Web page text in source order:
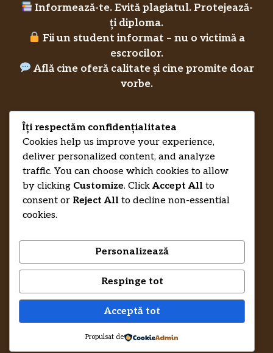
Informează-te. Evită plagiatul. Protejează-
ți diploma.
Fii un student informat – nu o victimă a
escrocilor.
Află cine oferă calitate și cine promite doar
vorbe.
RecenziiLucrareLicenta.euCreditsPrivacy Policy
© 2026 RecenziiLucrareLicenta.eu •
Trimite-ne un mesaj și te ajutăm să-ți
recuperezi banii.
Îți respectăm confidențialitatea
Cookies help us improve your experience,
deliver personalized content, and analyze
traffic. You can choose which cookies to allow
by clicking Customize. Click Accept All to
consent or Reject All to decline non-essential
cookies.
Personalizează
Respinge tot
Acceptă tot
Propulsat de